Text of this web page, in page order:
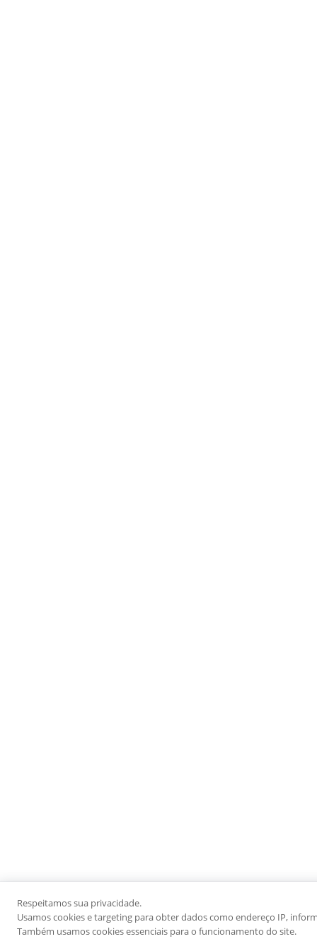
Respeitamos sua privacidade.
Usamos cookies e targeting para obter dados como endereço IP,
Também usamos cookies essenciais para o funcionamento do site.